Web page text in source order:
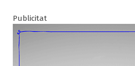
Publicitat